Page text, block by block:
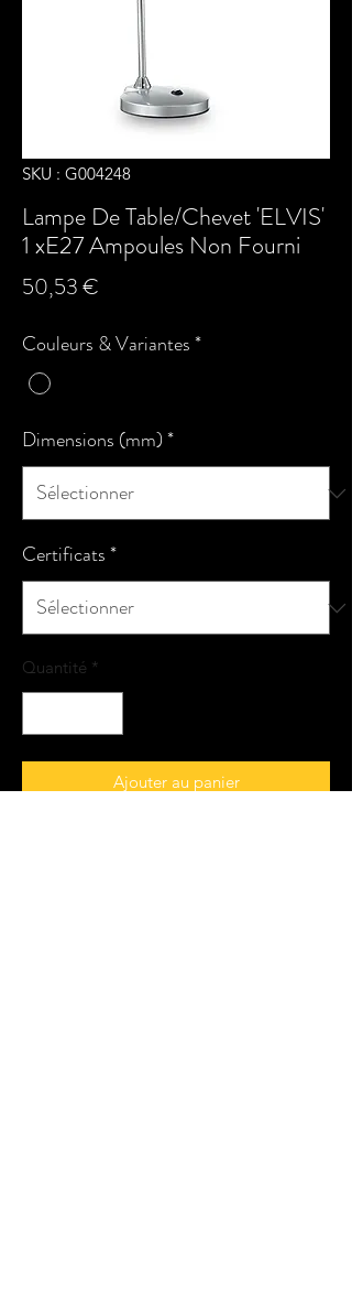
SKU : G004248
Lampe De Table/Chevet 'ELVIS'
1 xE27 Ampoules Non Fourni
50,53 €
Couleurs & Variantes*
Dimensions (mm)*
Certificats*
Quantité *
Ajouter au panier